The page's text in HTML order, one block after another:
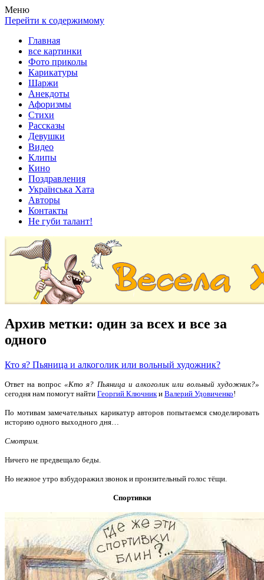
Весела хата — прикольные картинки, смешные истории,
клипы!
Покажем всем ваши фото приколы, карикатуры, шаржи, стихи,
рассказы, видео и песни!
Меню
Перейти к содержимому
Главная
все картинки
Фото приколы
Карикатуры
Шаржи
Анекдоты
Афоризмы
Стихи
Рассказы
Девушки
Видео
Клипы
Кино
Поздравления
Українська Хата
Авторы
Контакты
Не губи талант!
Архив метки: один за всех и все за
одного
Кто я? Пьяница и алкоголик или вольный художник?
Ответ на вопрос «Кто я? Пьяница и алкоголик или вольный художник?»
сегодня нам помогут найти Георгий Ключник и Валерий Удовиченко!
По мотивам замечательных карикатур авторов попытаемся смоделировать
историю одного выходного дня…
Смотрим.
Ничего не предвещало беды.
Но нежное утро взбудоражил звонок и пронзительный голос тёщи.
Спортивки